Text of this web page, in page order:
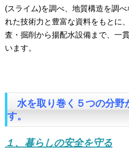
(スライム)を調べ、地質構造を調
れた技術力と豊富な資料をもとに
査・掘削から揚配水設備まで、一
います。
水を取り巻く５つの分野
す。
１、暮らしの安全を守る